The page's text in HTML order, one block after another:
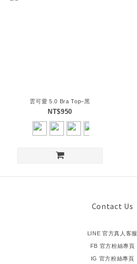
雲可愛 5.0 Bra Top–黑
NT$950
Contact Us
LINE 官方真人客服
FB 官方粉絲專頁
IG 官方粉絲專頁